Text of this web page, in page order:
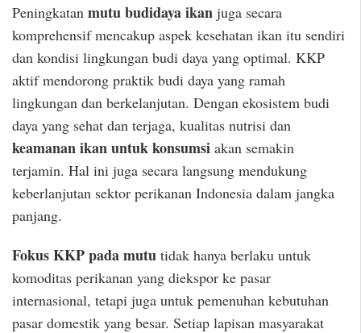
Peningkatan mutu budidaya ikan juga secara
komprehensif mencakup aspek kesehatan ikan itu sendiri
dan kondisi lingkungan budi daya yang optimal. KKP
aktif mendorong praktik budi daya yang ramah
lingkungan dan berkelanjutan. Dengan ekosistem budi
daya yang sehat dan terjaga, kualitas nutrisi dan
keamanan ikan untuk konsumsi akan semakin
terjamin. Hal ini juga secara langsung mendukung
keberlanjutan sektor perikanan Indonesia dalam jangka
panjang.
Fokus KKP pada mutu tidak hanya berlaku untuk
komoditas perikanan yang diekspor ke pasar
internasional, tetapi juga untuk pemenuhan kebutuhan
pasar domestik yang besar. Setiap lapisan masyarakat